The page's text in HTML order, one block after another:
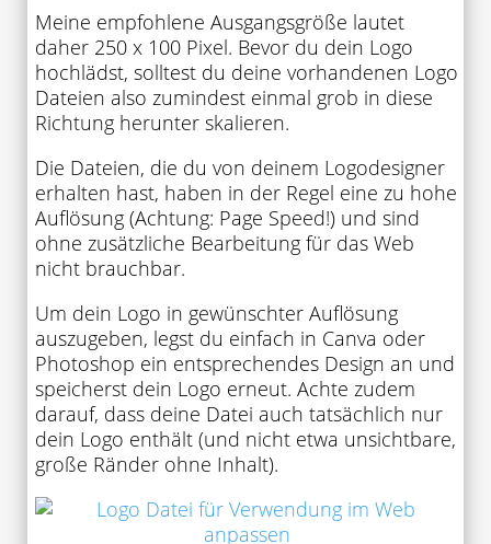
Meine empfohlene Ausgangsgröße lautet
daher 250 x 100 Pixel. Bevor du dein Logo
hochlädst, solltest du deine vorhandenen Logo
Dateien also zumindest einmal grob in diese
Richtung herunter skalieren.
Die Dateien, die du von deinem Logodesigner
erhalten hast, haben in der Regel eine zu hohe
Auflösung (Achtung: Page Speed!) und sind
ohne zusätzliche Bearbeitung für das Web
nicht brauchbar.
Um dein Logo in gewünschter Auflösung
auszugeben, legst du einfach in Canva oder
Photoshop ein entsprechendes Design an und
speicherst dein Logo erneut. Achte zudem
darauf, dass deine Datei auch tatsächlich nur
dein Logo enthält (und nicht etwa unsichtbare,
große Ränder ohne Inhalt).